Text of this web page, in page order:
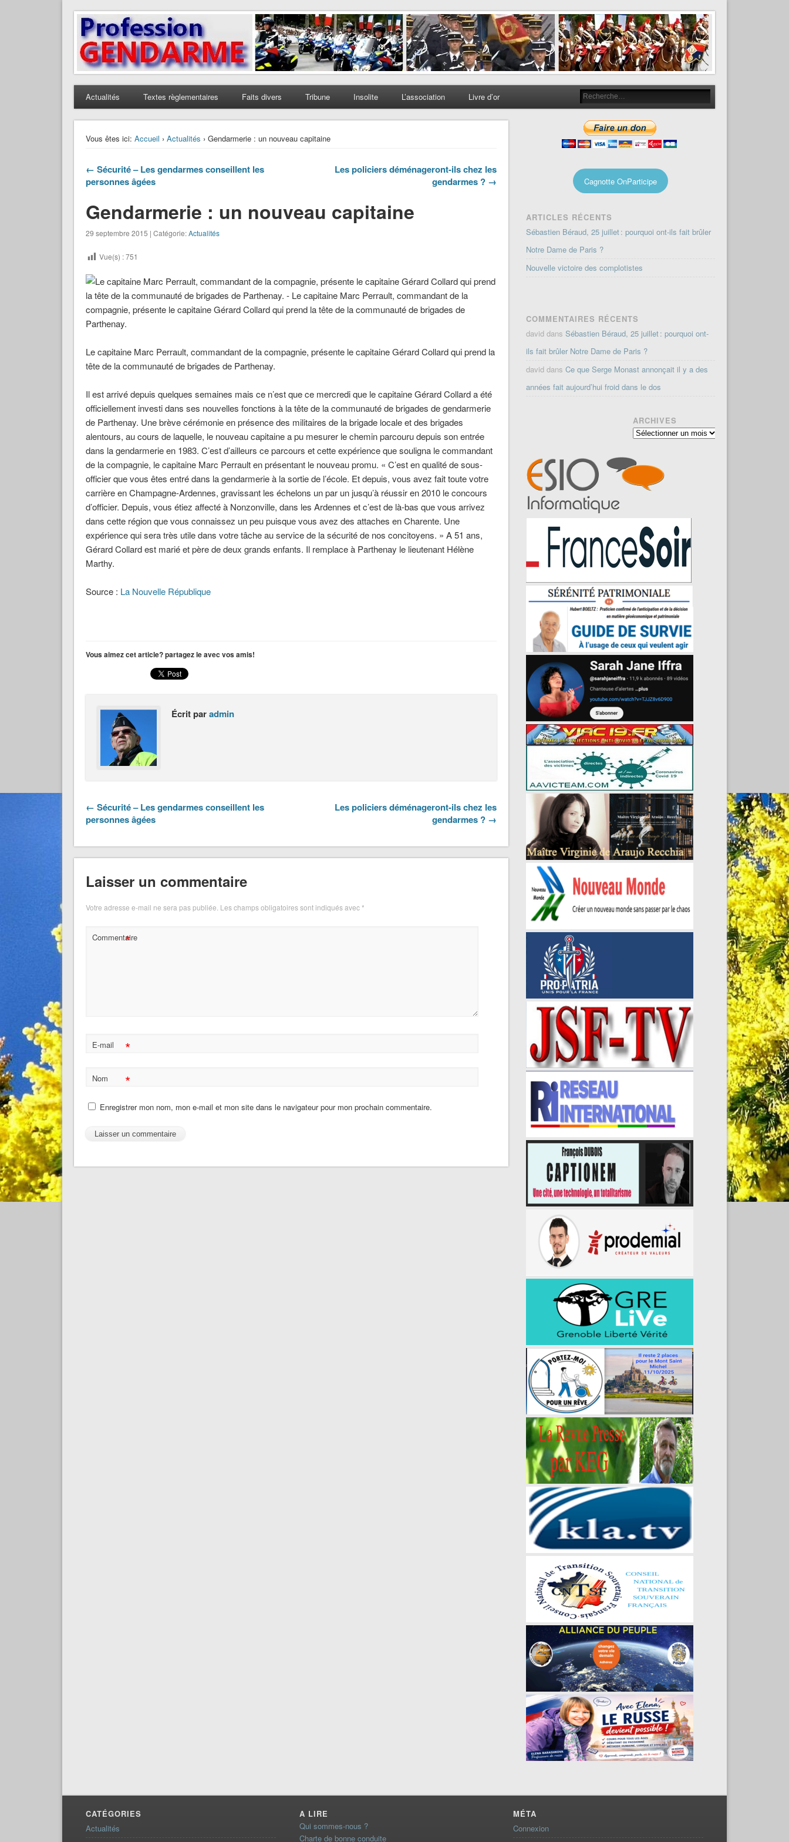
Profession Gendarme
Le journal des gendarmes
Actualités Textes règlementaires Faits divers Tribune Insolite L’association Livre d’or
Vous êtes ici: Accueil › Actualités › Gendarmerie : un nouveau capitaine
← Sécurité – Les gendarmes conseillent les
personnes âgées
Les policiers déménageront-ils chez les
gendarmes ? →
Gendarmerie : un nouveau capitaine
29 septembre 2015 | Catégorie:Actualités
Vue(s) :751
Le capitaine Marc Perrault, commandant de la compagnie, présente le capitaine Gérard Collard qui prend la
tête de la communauté de brigades de Parthenay.
Il est arrivé depuis quelques semaines mais ce n’est que ce mercredi que le capitaine Gérard Collard a été
officiellement investi dans ses nouvelles fonctions à la tête de la communauté de brigades de gendarmerie
de Parthenay. Une brève cérémonie en présence des militaires de la brigade locale et des brigades
alentours, au cours de laquelle, le nouveau capitaine a pu mesurer le chemin parcouru depuis son entrée
dans la gendarmerie en 1983. C’est d’ailleurs ce parcours et cette expérience que souligna le commandant
de la compagnie, le capitaine Marc Perrault en présentant le nouveau promu. « C’est en qualité de sous-
officier que vous êtes entré dans la gendarmerie à la sortie de l’école. Et depuis, vous avez fait toute votre
carrière en Champagne-Ardennes, gravissant les échelons un par un jusqu’à réussir en 2010 le concours
d’officier. Depuis, vous étiez affecté à Nonzonville, dans les Ardennes et c’est de là-bas que vous arrivez
dans cette région que vous connaissez un peu puisque vous avez des attaches en Charente. Une
expérience qui sera très utile dans votre tâche au service de la sécurité de nos concitoyens. » A 51 ans,
Gérard Collard est marié et père de deux grands enfants. Il remplace à Parthenay le lieutenant Hélène
Marthy.
Source : La Nouvelle République
Vous aimez cet article? partagez le avec vos amis!
Écrit paradmin
← Sécurité – Les gendarmes conseillent les
personnes âgées
Les policiers déménageront-ils chez les
gendarmes ? →
Laisser un commentaire
Votre adresse e-mail ne sera pas publiée. Les champs obligatoires sont indiqués avec*
Commentaire
*
E-mail *
Nom *
Enregistrer mon nom, mon e-mail et mon site dans le navigateur pour mon prochain commentaire.
Cagnotte OnParticipe
ARTICLES RÉCENTS
Sébastien Béraud, 25 juillet : pourquoi ont-ils fait brûler
Notre Dame de Paris ?
Nouvelle victoire des complotistes
COMMENTAIRES RÉCENTS
david dansSébastien Béraud, 25 juillet : pourquoi ont-
ils fait brûler Notre Dame de Paris ?
david dansCe que Serge Monast annonçait il y a des
années fait aujourd’hui froid dans le dos
ARCHIVES
Archives
CATÉGORIES
Actualités
A LIRE
Qui sommes-nous ?
Charte de bonne conduite
MÉTA
Connexion